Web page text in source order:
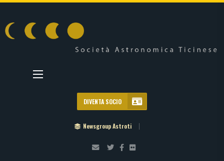
DIVENTA SOCIO
Newsgroup Astroti